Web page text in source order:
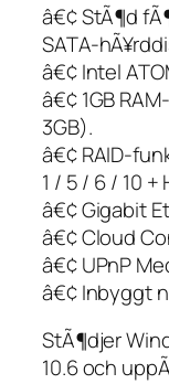
â€¢ StÃ¶d
SATA-
â€¢ Intel
â€¢ 1GB
3GB).
â€¢ RAID-
1 / 5 / 6 / 10 +
â€¢ Gigabit
â€¢ Cloud
â€¢ UPnP
â€¢ Inbyggt
StÃ¶djer
10.6 och